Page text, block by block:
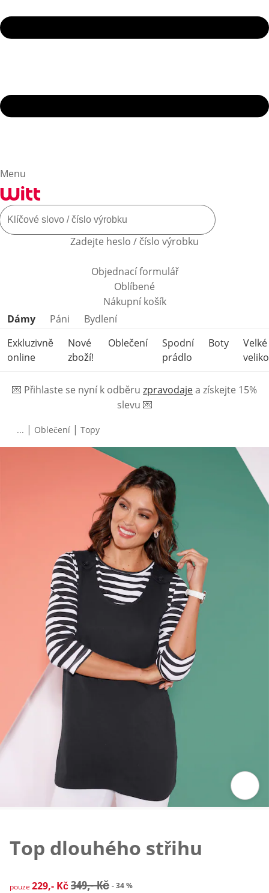
Menu
Zadejte heslo / číslo výrobku
Objednací formulář
Oblíbené
Nákupní košík
Přeskočit kategorie produktů
Dámy Páni
Bydlení
Exkluzivně
online
Nové
zboží!
Oblečení
Spodní
prádlo
Boty
Velké
💌 Přihlaste se nyní k odběru zpravodajea získejte 15%
slevu 💌
... | Oblečení | Topy
Top dlouhého střihu
zlevněná cena: 229,- Kč, původní cena: 349,- Kč
pouze 229,- Kč349,- Kč - 34 %